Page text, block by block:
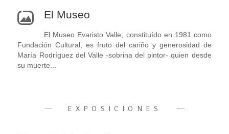
El Museo
El Museo Evaristo Valle, constituído en 1981 como
Fundación Cultural, es fruto del cariño y generosidad de
María Rodríguez del Valle -sobrina del pintor- quien desde
su muerte...
EXPOSICIONES